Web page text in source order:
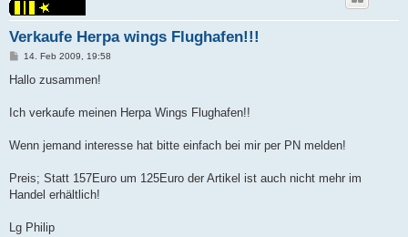
Verkaufe Herpa wings Flughafen!!!
P
s
14. Feb 2009, 19:58
Hallo zusammen!
Ich verkaufe meinen Herpa Wings Flughafen!!
Wenn jemand interesse hat bitte einfach bei mir per PN melden!
Preis; Statt 157Euro um 125Euro der Artikel ist auch nicht mehr im
Handel erhältlich!
Lg Philip